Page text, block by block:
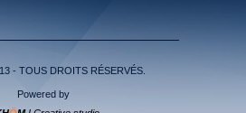
- TOUS DROITS RÉSERVÉS.
Powered by